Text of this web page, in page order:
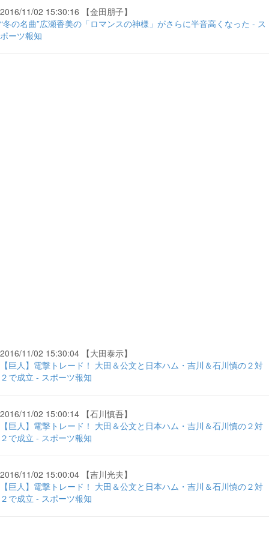
2016/11/02 15:30:16 【金田朋子】
“冬の名曲”広瀬香美の「ロマンスの神様」がさらに半音高くなった - ス
ポーツ報知
2016/11/02 15:30:04 【大田泰示】
【巨人】電撃トレード！ 大田＆公文と日本ハム・吉川＆石川慎の２対
２で成立 - スポーツ報知
2016/11/02 15:00:14 【石川慎吾】
【巨人】電撃トレード！ 大田＆公文と日本ハム・吉川＆石川慎の２対
２で成立 - スポーツ報知
2016/11/02 15:00:04 【吉川光夫】
【巨人】電撃トレード！ 大田＆公文と日本ハム・吉川＆石川慎の２対
２で成立 - スポーツ報知